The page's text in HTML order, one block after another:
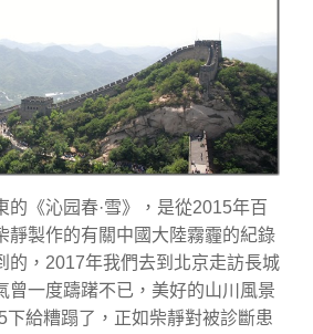
的《沁园春·雪》，是從2015年百
靜製作的有關中國大陸霧霾的紀錄
的，2017年我們去到北京走訪長城
曾一度躊躇不已，美好的山川風景
下給糟蹋了，正如柴靜對被診斷患